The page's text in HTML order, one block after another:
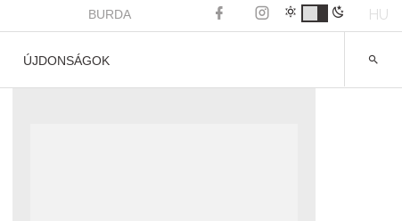
BURDA HU
ÚJDONSÁGOK